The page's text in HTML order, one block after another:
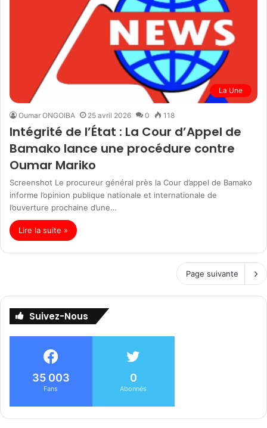
La Une
Oumar ONGOIBA 25 avril 2026 0 118
Intégrité de l’État : La Cour d’Appel de
Bamako lance une procédure contre
Oumar Mariko
Screenshot Le procureur général près la Cour d’appel de Bamako
informe l’opinion publique nationale et internationale de
l’ouverture prochaine d’une…
Lire la suite »
Page suivante
Suivez-Nous
35 003
Fans
0
Abonnés